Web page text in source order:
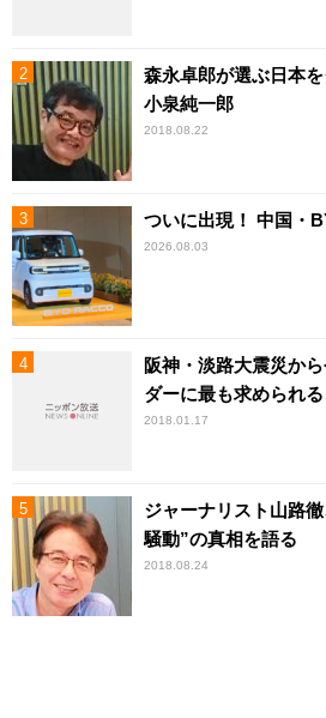
森永卓郎が選ぶ日本
小泉純一郎
2018.08.22
ついに出現！ 中国・
2026.08.03
阪神・淡路大震災か
ダーに最も求められ
2018.01.17
ジャーナリスト山路
騒動”の真相を語る
2018.08.24